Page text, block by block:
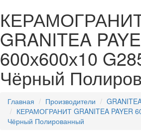
GRANITEA
600х600х10
Чёрный
Главная Производители
КЕРАМОГРАНИТ GRANITEA PAYER
Чёрный Полированный